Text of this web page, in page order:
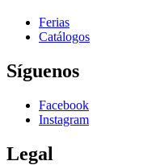
Ferias
Catálogos
Síguenos
Facebook
Instagram
Legal